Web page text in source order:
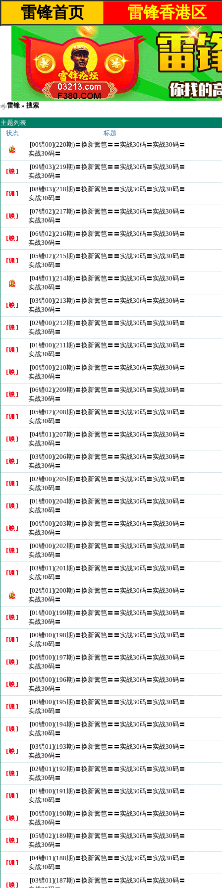
雷锋首页 雷锋香港区
雷锋 » 搜索
主题列表
状态
标题
[00错00](220期)〓换新篱笆〓〓实战30码〓实战30码〓
实战30码〓
[09错03](219期)〓换新篱笆〓〓实战30码〓实战30码〓
实战30码〓
[08错03](218期)〓换新篱笆〓〓实战30码〓实战30码〓
实战30码〓
[07错02](217期)〓换新篱笆〓〓实战30码〓实战30码〓
实战30码〓
[06错02](216期)〓换新篱笆〓〓实战30码〓实战30码〓
实战30码〓
[05错02](215期)〓换新篱笆〓〓实战30码〓实战30码〓
实战30码〓
[04错01](214期)〓换新篱笆〓〓实战30码〓实战30码〓
实战30码〓
[03错00](213期)〓换新篱笆〓〓实战30码〓实战30码〓
实战30码〓
[02错00](212期)〓换新篱笆〓〓实战30码〓实战30码〓
实战30码〓
[01错00](211期)〓换新篱笆〓〓实战30码〓实战30码〓
实战30码〓
[00错00](210期)〓换新篱笆〓〓实战30码〓实战30码〓
实战30码〓
[06错02](209期)〓换新篱笆〓〓实战30码〓实战30码〓
实战30码〓
[05错02](208期)〓换新篱笆〓〓实战30码〓实战30码〓
实战30码〓
[04错01](207期)〓换新篱笆〓〓实战30码〓实战30码〓
实战30码〓
[03错00](206期)〓换新篱笆〓〓实战30码〓实战30码〓
实战30码〓
[02错00](205期)〓换新篱笆〓〓实战30码〓实战30码〓
实战30码〓
[01错00](204期)〓换新篱笆〓〓实战30码〓实战30码〓
实战30码〓
[00错00](203期)〓换新篱笆〓〓实战30码〓实战30码〓
实战30码〓
[00错00](202期)〓换新篱笆〓〓实战30码〓实战30码〓
实战30码〓
[03错01](201期)〓换新篱笆〓〓实战30码〓实战30码〓
实战30码〓
[02错01](200期)〓换新篱笆〓〓实战30码〓实战30码〓
实战30码〓
[01错00](199期)〓换新篱笆〓〓实战30码〓实战30码〓
实战30码〓
[00错00](198期)〓换新篱笆〓〓实战30码〓实战30码〓
实战30码〓
[00错00](197期)〓换新篱笆〓〓实战30码〓实战30码〓
实战30码〓
[00错00](196期)〓换新篱笆〓〓实战30码〓实战30码〓
实战30码〓
[00错00](195期)〓换新篱笆〓〓实战30码〓实战30码〓
实战30码〓
[00错00](194期)〓换新篱笆〓〓实战30码〓实战30码〓
实战30码〓
[03错01](193期)〓换新篱笆〓〓实战30码〓实战30码〓
实战30码〓
[02错01](192期)〓换新篱笆〓〓实战30码〓实战30码〓
实战30码〓
[01错00](191期)〓换新篱笆〓〓实战30码〓实战30码〓
实战30码〓
[00错00](190期)〓换新篱笆〓〓实战30码〓实战30码〓
实战30码〓
[05错02](189期)〓换新篱笆〓〓实战30码〓实战30码〓
实战30码〓
[04错01](188期)〓换新篱笆〓〓实战30码〓实战30码〓
实战30码〓
[03错01](187期)〓换新篱笆〓〓实战30码〓实战30码〓